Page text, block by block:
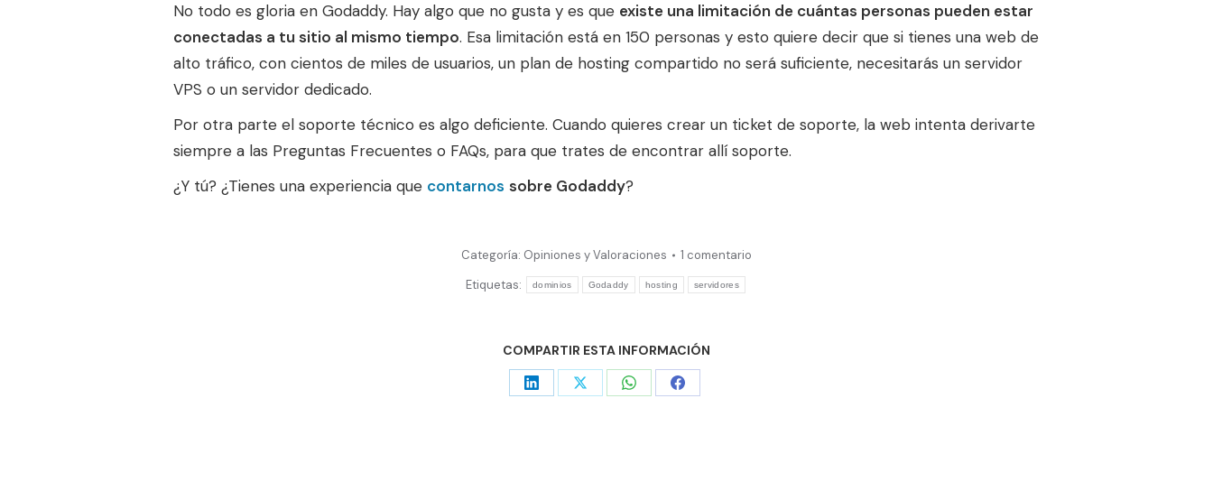
No todo es gloria en Godaddy. Hay algo que no gusta y es que existe una limitación de cuántas personas pueden estar
conectadas a tu sitio al mismo tiempo. Esa limitación está en 150 personas y esto quiere decir que si tienes una web de
alto tráfico, con cientos de miles de usuarios, un plan de hosting compartido no será suficiente, necesitarás un servidor
VPS o un servidor dedicado.
Por otra parte el soporte técnico es algo deficiente. Cuando quieres crear un ticket de soporte, la web intenta derivarte
siempre a las Preguntas Frecuentes o FAQs, para que trates de encontrar allí soporte.
¿Y tú? ¿Tienes una experiencia que contarnos sobre Godaddy?
Categoría: Opiniones y Valoraciones
1 comentario
Etiquetas:
dominios Godaddy hosting servidores
COMPARTIR ESTA INFORMACIÓN
Share Share Share Share